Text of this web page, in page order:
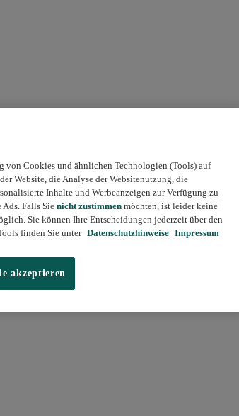
von Cookies und ähnlichen Technologien (Tools) auf
Website, die Analyse der Websitenutzung, die
Inhalte und Werbeanzeigen zur Verfügung zu
Falls Sienicht zustimmen möchten, ist leider keine
Sie können Ihre Entscheidungen jederzeit über den
finden Sie unter Datenschutzhinweise Impressum
akzeptieren